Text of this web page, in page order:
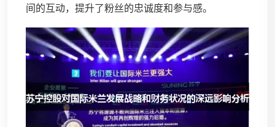
间的互动，提升了粉丝的忠诚度和参与感。